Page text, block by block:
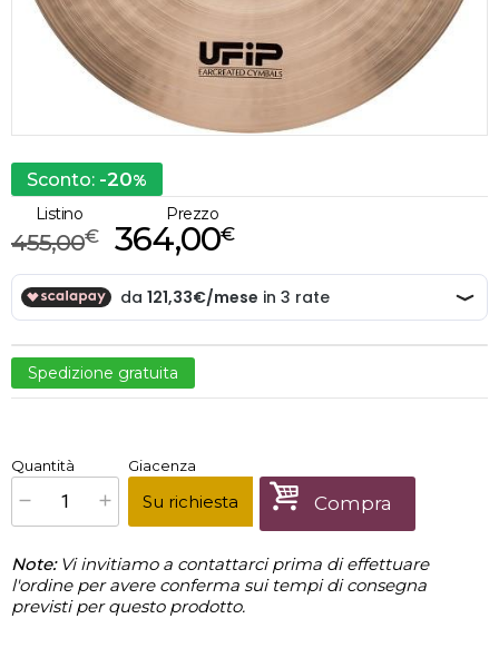
Sconto: -20%
Listino
€
455,00
Prezzo
€
364,00
Spedizione gratuita
x1 Prezzo finale:€364,00
Quantità Giacenza
Su richiesta Compra
Note: Vi invitiamo a contattarci prima di effettuare
l'ordine per avere conferma sui tempi di consegna
previsti per questo prodotto.